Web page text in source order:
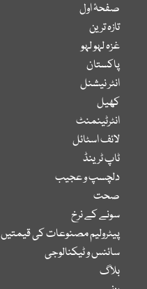
صفحۂ اول
تازہ ترین
غزہ لہو لہو
پاکستان
انٹر نیشنل
کھیل
انٹرٹینمنٹ
لائف اسٹائل
ٹاپ ٹرینڈ
دلچسپ و عجیب
صحت
سونے کے نرخ
پیٹرولیم مصنوعات کی قیمتیں
سائنس و ٹیکنالوجی
بلاگ